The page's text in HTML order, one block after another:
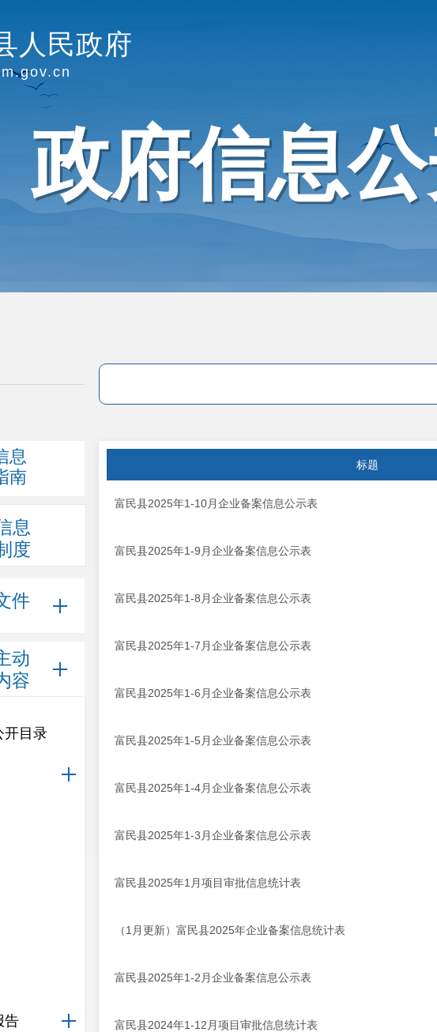
人民政府
政府信息
息
南
息
度
件
动
容
开目录
告
标题
富民县2025年1-10月企业备案信息公示表
富民县2025年1-9月企业备案信息公示表
富民县2025年1-8月企业备案信息公示表
富民县2025年1-7月企业备案信息公示表
富民县2025年1-6月企业备案信息公示表
富民县2025年1-5月企业备案信息公示表
富民县2025年1-4月企业备案信息公示表
富民县2025年1-3月企业备案信息公示表
富民县2025年1月项目审批信息统计表
（1月更新）富民县2025年企业备案信息统计表
富民县2025年1-2月企业备案信息公示表
富民县2024年1-12月项目审批信息统计表